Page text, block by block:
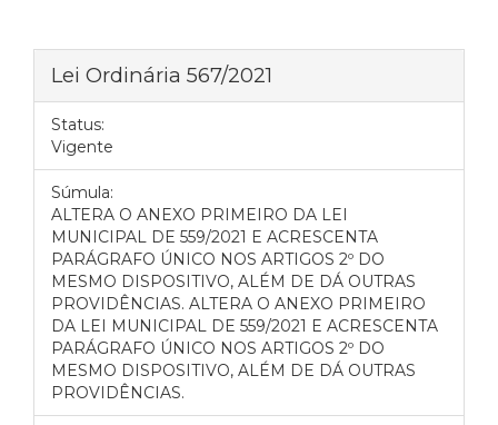
Lei Ordinária 567/2021
Status:
Vigente
Súmula:
ALTERA O ANEXO PRIMEIRO DA LEI
MUNICIPAL DE 559/2021 E ACRESCENTA
PARÁGRAFO ÚNICO NOS ARTIGOS 2º DO
MESMO DISPOSITIVO, ALÉM DE DÁ OUTRAS
PROVIDÊNCIAS. ALTERA O ANEXO PRIMEIRO
DA LEI MUNICIPAL DE 559/2021 E ACRESCENTA
PARÁGRAFO ÚNICO NOS ARTIGOS 2º DO
MESMO DISPOSITIVO, ALÉM DE DÁ OUTRAS
PROVIDÊNCIAS.